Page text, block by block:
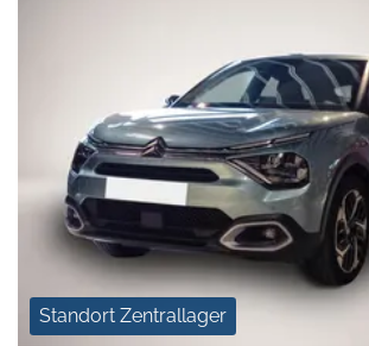
Standort Zentrallager